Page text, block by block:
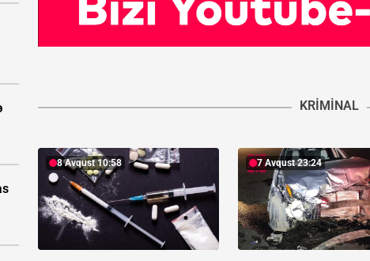
KRIMINAL
8 Avqust 10:58 7 Avqust 23:24